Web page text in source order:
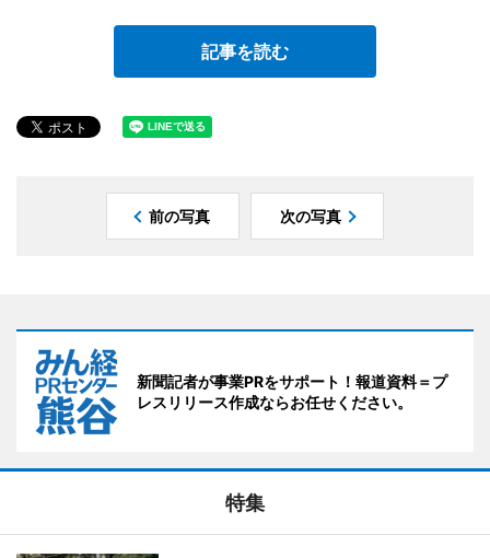
記事を読む
前の写真 次の写真
新聞記者が事業PRをサポート！報道資料＝プ
レスリリース作成ならお任せください。
特集